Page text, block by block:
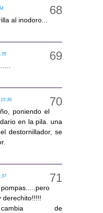
al inodoro...
poniendo el
en la pila. una
destornillador, se
derechito!!!!!
de